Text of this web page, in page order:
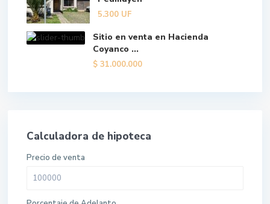
5.300 UF
Sitio en venta en Hacienda
Coyanco ...
$ 31.000.000
Calculadora de hipoteca
Precio de venta